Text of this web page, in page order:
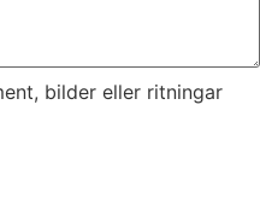
bilder eller ritningar